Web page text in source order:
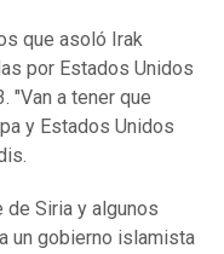
que asoló Irak
por Estados Unidos
"Van a tener que
y Estados Unidos
de Siria y algunos
un gobierno islamista